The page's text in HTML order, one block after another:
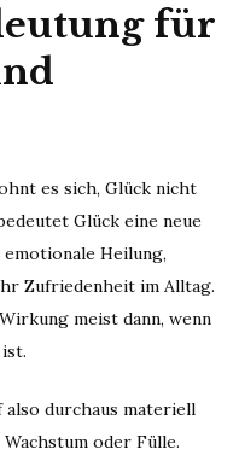
für
es sich, Glück nicht
Glück eine neue
Heilung,
Zufriedenheit im Alltag.
meist dann, wenn
durchaus materiell
oder Fülle.